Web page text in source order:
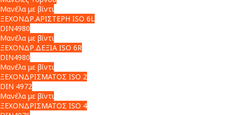
Μανέλα με βίντι
ΞΕΧΟΝΔΡ.ΑΡΙΣΤΕΡΗ ISO 6L
DIN4980
Μανέλα με βίντι
ΞΕΧΟΝΔΡ.ΔΕΞΙΑ ISO 6R
DIN4980
Μανέλα με βίντι
ΞΕΧΟΝΔΡΙΣΜΑΤΟΣ ISO 2
DIN 4972
Μανέλα με βίντι
ΞΕΧΟΝΔΡΙΣΜΑΤΟΣ ISO 4